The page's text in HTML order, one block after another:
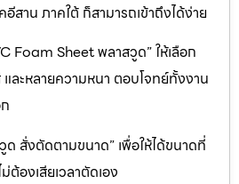
สาน ภาคใต้ ก็สามารถเข้าถึงได้ง่าย
Foam Sheet พลาสวูด” ให้เลือก
ละหลายความหนา ตอบโจทย์ทั้งงาน
ด สั่งตัดตามขนาด” เพื่อให้ได้ขนาดที่
ต้องเสียเวลาตัดเอง